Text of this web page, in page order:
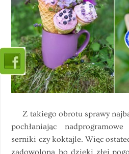
Z takiego obrotu sprawy
pochłaniając
serniki czy koktajle. Więc
zadowolona bo dzięki złej